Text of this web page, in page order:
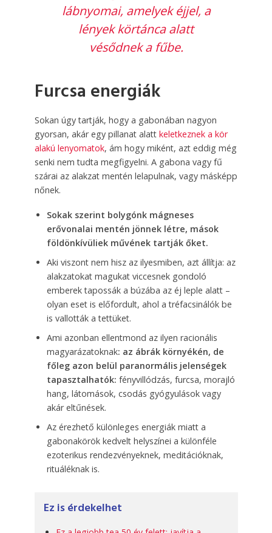
lábnyomai, amelyek éjjel, a
lények körtánca alatt
vésődnek a fűbe.
Furcsa energiák
Sokan úgy tartják, hogy a gabonában nagyon
gyorsan, akár egy pillanat alatt keletkeznek a kör
alakú lenyomatok, ám hogy miként, azt eddig még
senki nem tudta megfigyelni. A gabona vagy fű
szárai az alakzat mentén lelapulnak, vagy másképp
nőnek.
Sokak szerint bolygónk mágneses
erővonalai mentén jönnek létre, mások
földönkívüliek művének tartják őket.
Aki viszont nem hisz az ilyesmiben, azt állítja: az
alakzatokat magukat viccesnek gondoló
emberek tapossák a búzába az éj leple alatt –
olyan eset is előfordult, ahol a tréfacsinálók be
is vallották a tettüket.
Ami azonban ellentmond az ilyen racionális
magyarázatoknak: az ábrák környékén, de
főleg azon belül paranormális jelenségek
tapasztalhatók: fényvillódzás, furcsa, morajló
hang, látomások, csodás gyógyulások vagy
akár eltűnések.
Az érezhető különleges energiák miatt a
gabonakörök kedvelt helyszínei a különféle
ezoterikus rendezvényeknek, meditációknak,
rituáléknak is.
Ez is érdekelhet